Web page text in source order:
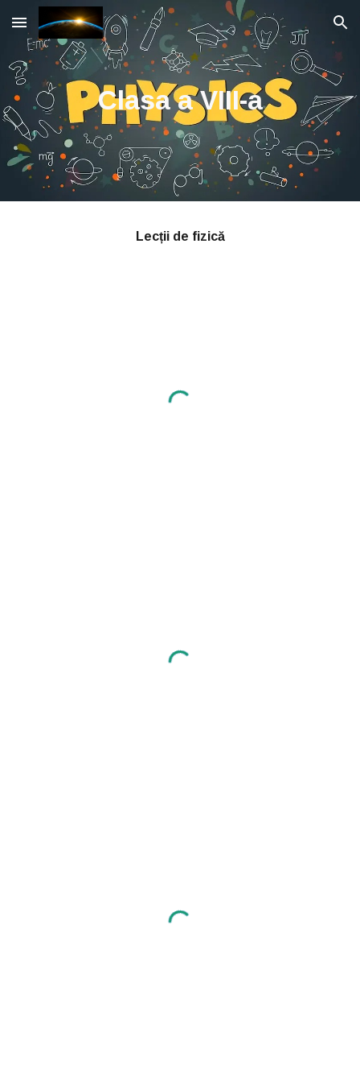
Skip to main content Skip to navigation
Clasa a VIII-a
Lecții de fizică